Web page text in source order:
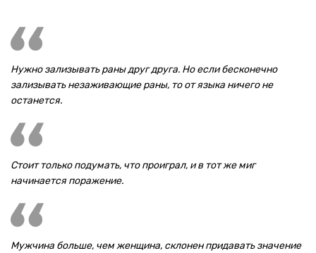
Нужно зализывать раны друг друга. Но если бесконечно
зализывать незаживающие раны, то от языка ничего не
останется.
Стоит только подумать, что проиграл, и в тот же миг
начинается поражение.
Мужчина больше, чем женщина, склонен придавать значение